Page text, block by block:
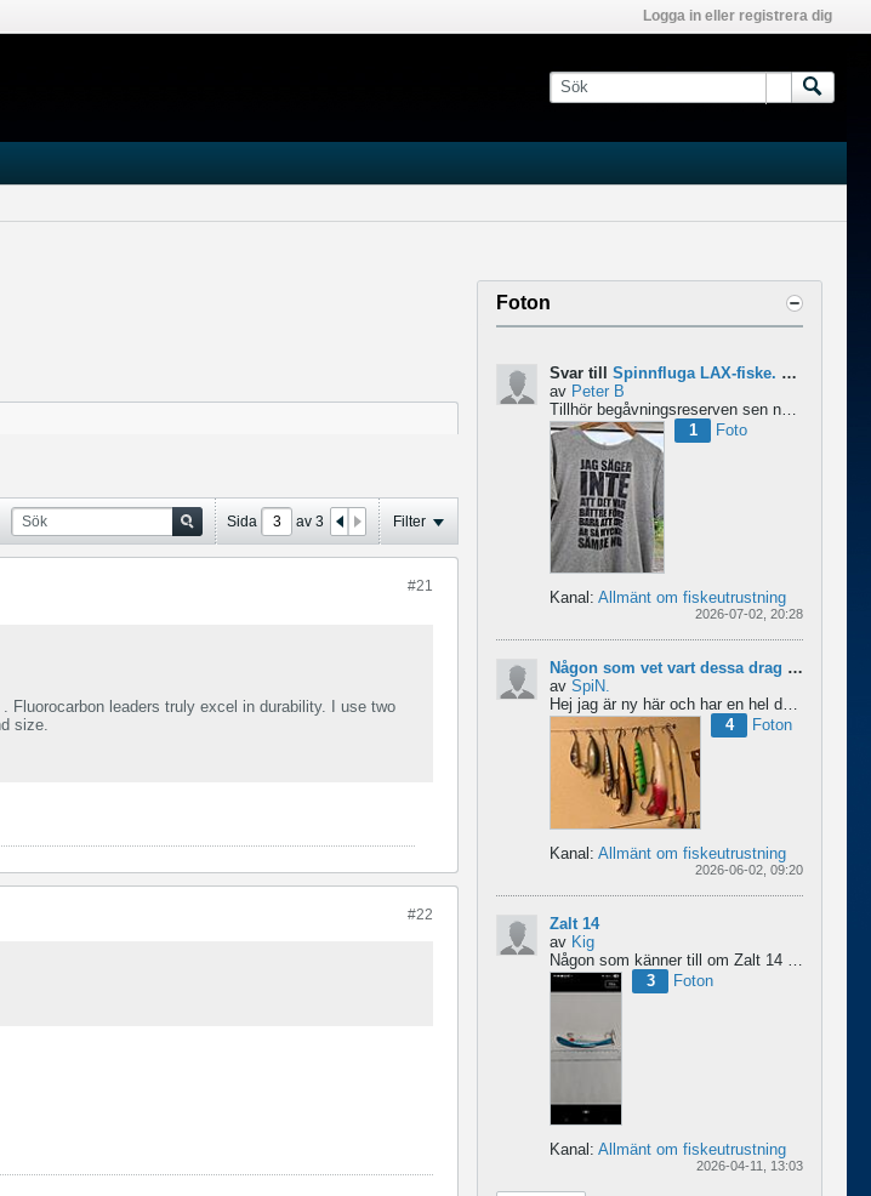
Logga in eller registrera dig
Sida av 3 Filter
#21
Fluorocarbon leaders truly excel in durability. I use two
size.
#22
Foton
Svar till Spinnfluga LAX-fiske. Abu 6500 pro rocket - Lina för kort?
av Peter B
Tillhör begåvningsreserven sen ngr år , bidrar med denna devis.
1
Foto
Kanal: Allmänt om fiskeutrustning
2026-07-02, 20:28
Någon som vet vart dessa drag kommer från ?
av SpiN.
4
Foton
Kanal: Allmänt om fiskeutrustning
2026-06-02, 09:20
Zalt 14
av Kig
Någon som känner till om Zalt 14 någongång tillverkats med fenor?
3
Foton
Kanal: Allmänt om fiskeutrustning
2026-04-11, 13:03